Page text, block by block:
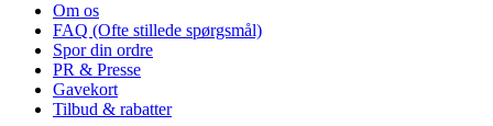
Om os
FAQ (Ofte stillede spørgsmål)
Spor din ordre
PR & Presse
Gavekort
Tilbud & rabatter